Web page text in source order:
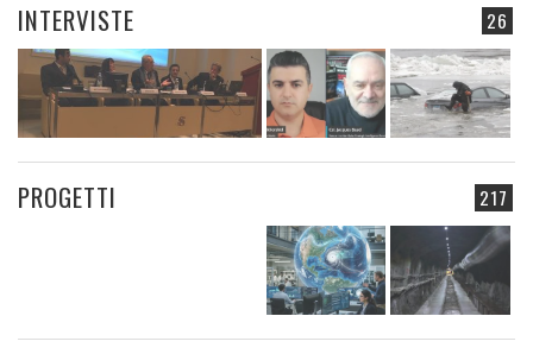
26
INTERVISTE
217
PROGETTI